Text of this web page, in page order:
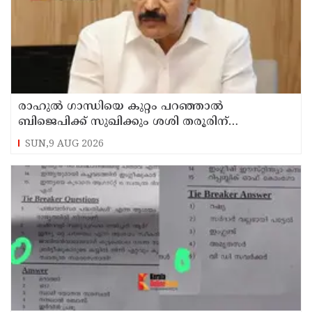
രാഹുല്‍ ഗാന്ധിയെ കുറ്റം പറഞ്ഞാല്‍
ബിജെപിക്ക് സുഖിക്കും ശശി തരൂരിന്
മറുപടിയുമായി കെ സി വേണുഗോപാല്‍
SUN,9 AUG 2026